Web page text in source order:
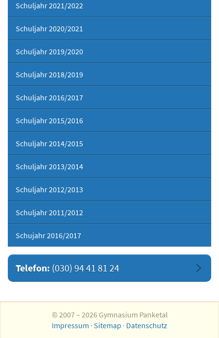
Schuljahr 2021/2022
Schuljahr 2020/2021
Schuljahr 2019/2020
Schuljahr 2018/2019
Schuljahr 2016/2017
Schuljahr 2015/2016
Schuljahr 2014/2015
Schuljahr 2013/2014
Schuljahr 2012/2013
Schuljahr 2011/2012
Schujahr 2016/2017
Telefon: (030) 94 41 81 24
© 2007 – 2026 Gymnasium Panketal
Impressum · Sitemap · Datenschutz